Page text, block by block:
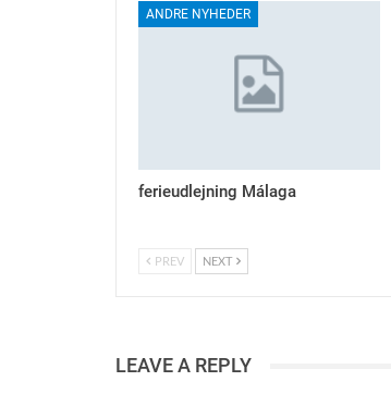
ANDRE NYHEDER
ferieudlejning Málaga
PREV NEXT
LEAVE A REPLY